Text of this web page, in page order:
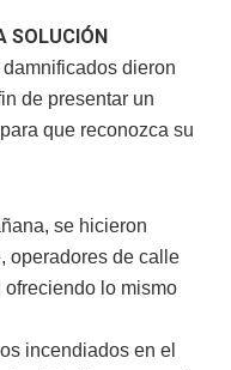
SOLUCIÓN
dieron
de presentar un
que reconozca su
se hicieron
operadores de calle
lo mismo
incendiados en el